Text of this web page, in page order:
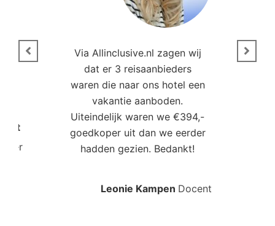
Via Allinclusive.nl zagen wij
dat er 3 reisaanbieders
waren die naar ons hotel een
vakantie aanboden.
Uiteindelijk waren we €394,-
goedkoper uit dan we eerder
hadden gezien. Bedankt!
Leonie Kampen Docent